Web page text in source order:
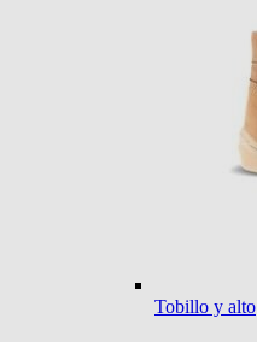
Tobillo y alto